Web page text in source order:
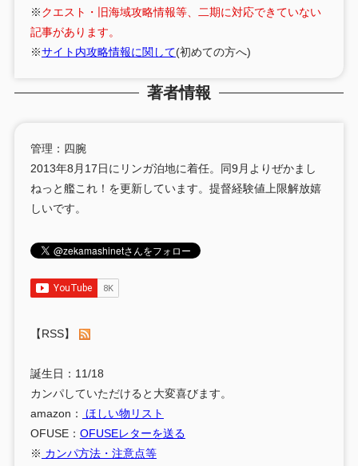
※クエスト・旧海域攻略情報等、二期に対応できていない
記事があります。
※サイト内攻略情報に関して(初めての方へ)
著者情報
管理：四腕
2013年8月17日にリンガ泊地に着任。同9月よりぜかまし
ねっと艦これ！を更新しています。提督経験値上限解放嬉
しいです。
【RSS】
誕生日：11/18
カンパしていただけると大変喜びます。
amazon：
ほしい物リスト
OFUSE： OFUSEレターを送る
※ カンパ方法・注意点等